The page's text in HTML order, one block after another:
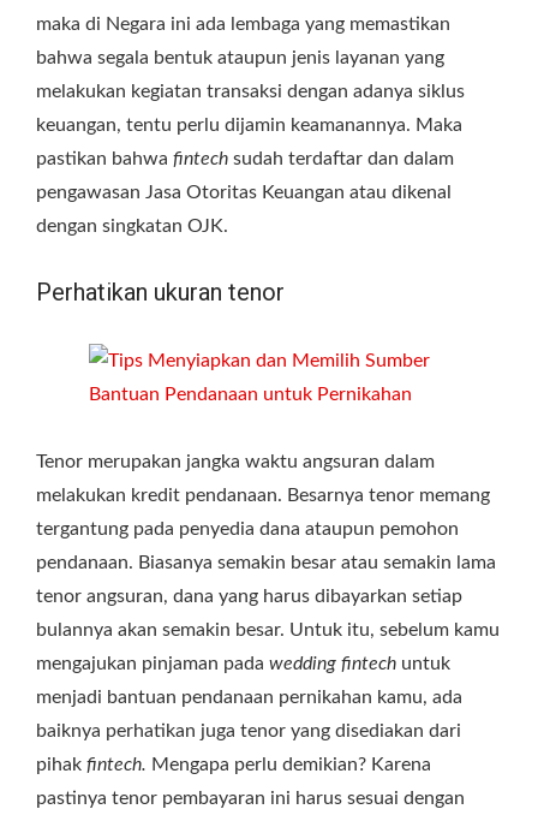
maka di Negara ini ada lembaga yang memastikan
bahwa segala bentuk ataupun jenis layanan yang
melakukan kegiatan transaksi dengan adanya siklus
keuangan, tentu perlu dijamin keamanannya. Maka
pastikan bahwa fintech sudah terdaftar dan dalam
pengawasan Jasa Otoritas Keuangan atau dikenal
dengan singkatan OJK.
Perhatikan ukuran tenor
Tenor merupakan jangka waktu angsuran dalam
melakukan kredit pendanaan. Besarnya tenor memang
tergantung pada penyedia dana ataupun pemohon
pendanaan. Biasanya semakin besar atau semakin lama
tenor angsuran, dana yang harus dibayarkan setiap
bulannya akan semakin besar. Untuk itu, sebelum kamu
mengajukan pinjaman pada wedding fintech untuk
menjadi bantuan pendanaan pernikahan kamu, ada
baiknya perhatikan juga tenor yang disediakan dari
pihak fintech. Mengapa perlu demikian? Karena
pastinya tenor pembayaran ini harus sesuai dengan